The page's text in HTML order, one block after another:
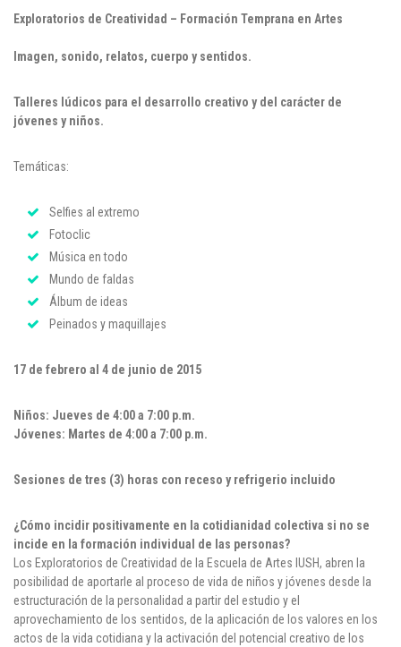
Exploratorios de Creatividad – Formación Temprana en Artes
Imagen, sonido, relatos, cuerpo y sentidos.
Talleres lúdicos para el desarrollo creativo y del carácter de
jóvenes y niños.
Temáticas:
Selfies al extremo
Fotoclic
Música en todo
Mundo de faldas
Álbum de ideas
Peinados y maquillajes
17 de febrero al 4 de junio de 2015
Niños: Jueves de 4:00 a 7:00 p.m.
Jóvenes: Martes de 4:00 a 7:00 p.m.
Sesiones de tres (3) horas con receso y refrigerio incluido
¿Cómo incidir positivamente en la cotidianidad colectiva si no se
incide en la formación individual de las personas?
Los Exploratorios de Creatividad de la Escuela de Artes IUSH, abren la
posibilidad de aportarle al proceso de vida de niños y jóvenes desde la
estructuración de la personalidad a partir del estudio y el
aprovechamiento de los sentidos, de la aplicación de los valores en los
actos de la vida cotidiana y la activación del potencial creativo de los
Puntos de pago
Empleo
Contáctanos
Denuncia de Corrupción y Sobornos